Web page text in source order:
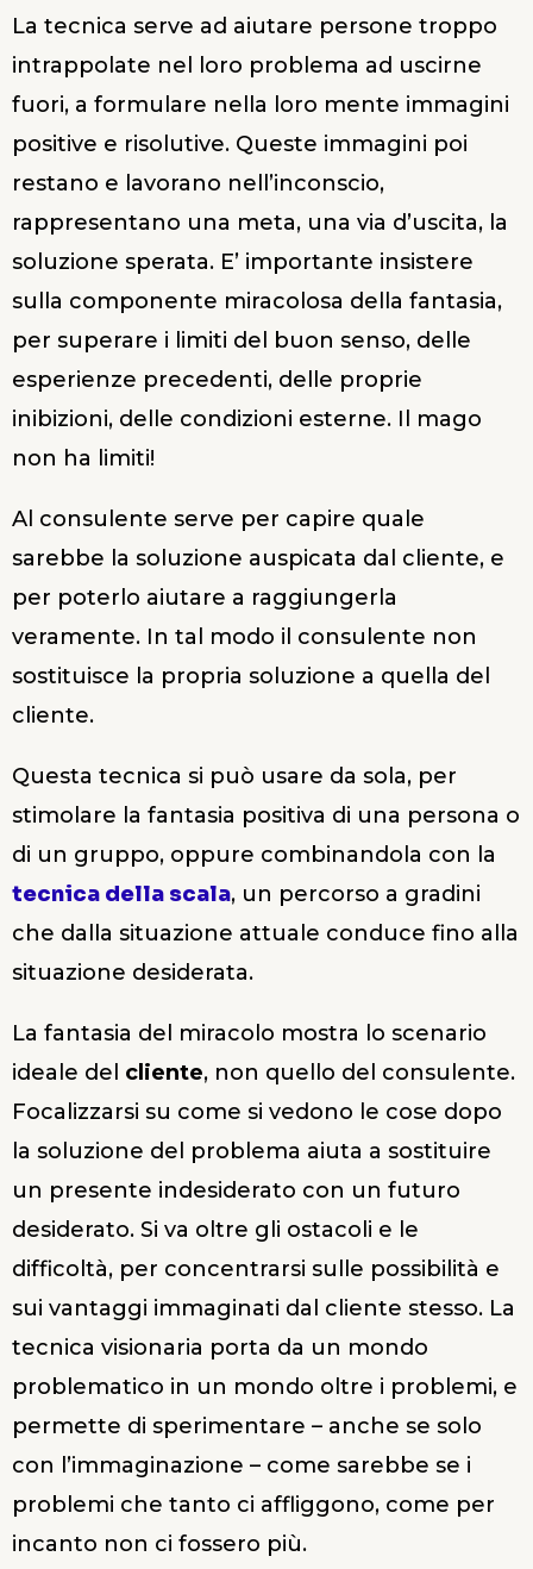
La tecnica serve ad aiutare persone troppo
intrappolate nel loro problema ad uscirne
fuori, a formulare nella loro mente immagini
positive e risolutive. Queste immagini poi
restano e lavorano nell’inconscio,
rappresentano una meta, una via d’uscita, la
soluzione sperata. E’ importante insistere
sulla componente miracolosa della fantasia,
per superare i limiti del buon senso, delle
esperienze precedenti, delle proprie
inibizioni, delle condizioni esterne. Il mago
non ha limiti!
Al consulente serve per capire quale
sarebbe la soluzione auspicata dal cliente, e
per poterlo aiutare a raggiungerla
veramente. In tal modo il consulente non
sostituisce la propria soluzione a quella del
cliente.
Questa tecnica si può usare da sola, per
stimolare la fantasia positiva di una persona o
di un gruppo, oppure combinandola con la
tecnica della scala, un percorso a gradini
che dalla situazione attuale conduce fino alla
situazione desiderata.
La fantasia del miracolo mostra lo scenario
ideale del cliente, non quello del consulente.
Focalizzarsi su come si vedono le cose dopo
la soluzione del problema aiuta a sostituire
un presente indesiderato con un futuro
desiderato. Si va oltre gli ostacoli e le
difficoltà, per concentrarsi sulle possibilità e
sui vantaggi immaginati dal cliente stesso. La
tecnica visionaria porta da un mondo
problematico in un mondo oltre i problemi, e
permette di sperimentare – anche se solo
con l’immaginazione – come sarebbe se i
problemi che tanto ci affliggono, come per
incanto non ci fossero più.